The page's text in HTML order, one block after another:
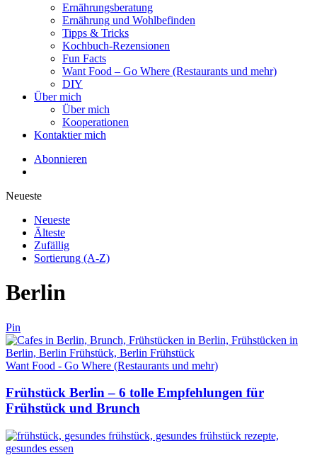
Ernährungsberatung
Ernährung und Wohlbefinden
Tipps & Tricks
Kochbuch-Rezensionen
Fun Facts
Want Food – Go Where (Restaurants und mehr)
DIY
Über mich
Über mich
Kooperationen
Kontaktier mich
Abonnieren
Neueste
Neueste
Älteste
Zufällig
Sortierung (A-Z)
Berlin
Pin
Want Food - Go Where (Restaurants und mehr)
Frühstück Berlin – 6 tolle Empfehlungen für
Frühstück und Brunch